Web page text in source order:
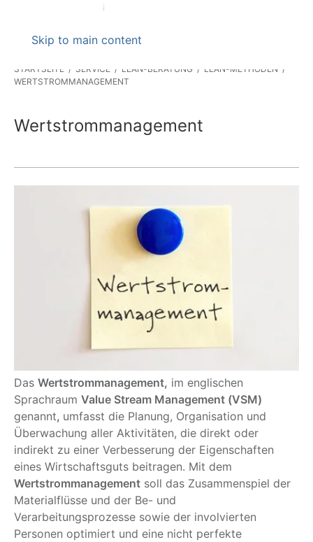
Skip to main content
STARTSEITE SERVICE LEAN-BERATUNG
LEAN-METHODEN
WERTSTROMMANAGEMENT
Wertstrommanagement
Das Wertstrommanagement, im englischen
Sprachraum Value Stream Management (VSM)
genannt, umfasst die Planung, Organisation und
Überwachung aller Aktivitäten, die direkt oder
indirekt zu einer Verbesserung der Eigenschaften
eines Wirtschaftsguts beitragen. Mit dem
Wertstrommanagement soll das Zusammenspiel der
Materialflüsse und der Be- und
Verarbeitungsprozesse sowie der involvierten
Personen optimiert und eine nicht perfekte